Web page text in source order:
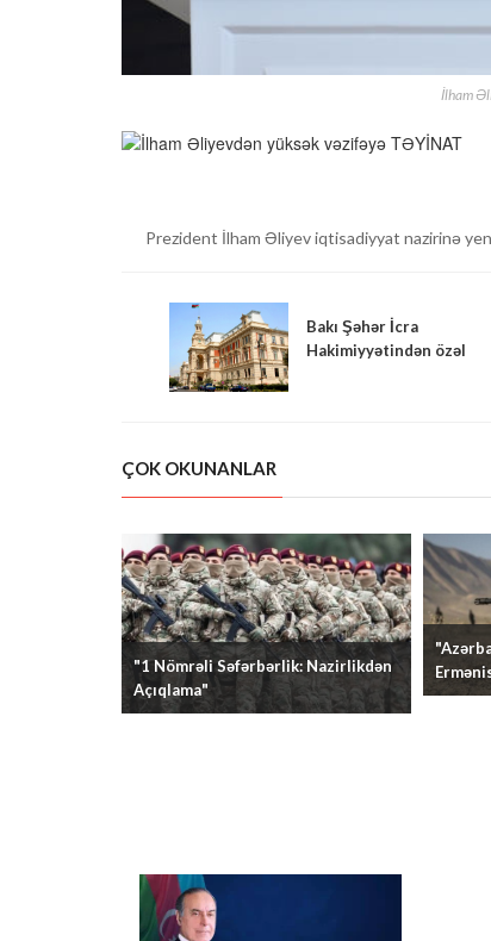
İlham
Prezident İlham Əliyev iqtisadiyyat nazirinə
Bakı Şəhər İcra
Hakimiyyətindən özəl
ÇOK OKUNANLAR
"1 Nömrəli Səfərbərlik: Nazirlikdən
Açıqlama"